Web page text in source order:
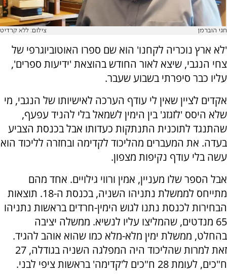
חגי הוברמן צילום: ללא קרדיט
'לא ארץ נוכריה לקחנו' הוא שם ספרו האוטוביוגרפי של
צחי הנגבי, שיצא לאור החודש בהוצאת 'ידיעות ספרים',
עליו כבר סיפרתי בשבוע שעבר.
אקדים לציין שאין לי עודף הערכה לאישיותו של הנגבי, מי
שלא היסס 'לזגזג' בין הימין לשמאל בלי להניד עפעף,
שהתנגד לתוכנית התנתקות כעדותו אבל בכנסת הצביע
בעדה. את המעברים מהליכוד לקדימה ובחזרה לליכוד הוא
עשה בלי עודף נקיפות מצפון.
אבל הספר שלו מעניין, אמין ורווי גילויים. אחד מהם
מתייחס לממשלת נתניהו השניה, בכנסת ה-18. תוצאות
הבחירות לכנסת נתנו לגוש הימין-חרדים בראשות נתניהו
65 מנדטים, שהמליצו עליו לנשיא. ממשלה יציבה
בהחלט, ממשלת ימין מלא-מלא כמו שהוא אוהב להגיד.
זאת למרות שהליכוד היה המפלגה השניה בגודלה, 27
ח"כים, לעומת 28 ח"כים ל'קדימה' בראשות ציפי לבני.